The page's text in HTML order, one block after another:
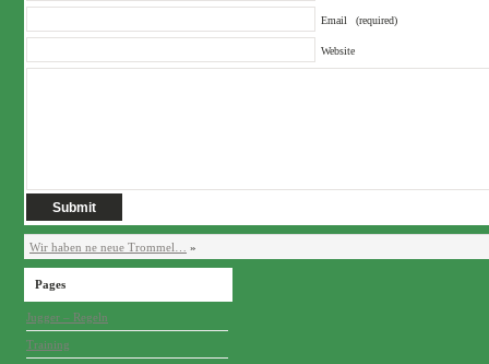
Email (required)
Website
Wir haben ne neue Trommel… »
Pages
Jugger – Regeln
Training